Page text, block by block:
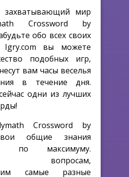
захватывающий мир
Crossword by
обо всех своих
Igry.com вы можете
подобных игр,
вам часы веселья
в течение дня.
одни из лучших
Crossword by
общие знания
по максимуму.
вопросам,
самые разные